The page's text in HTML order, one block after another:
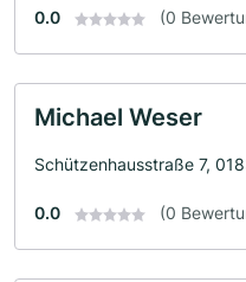
0.0 (0
Michael Weser
Schützenhausstraße 7,
0.0 (0